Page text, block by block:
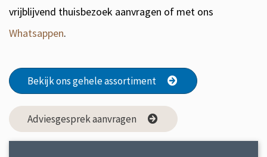
vrijblijvend thuisbezoek aanvragen of met ons
Whatsappen.
Bekijk ons gehele assortiment
Adviesgesprek aanvragen